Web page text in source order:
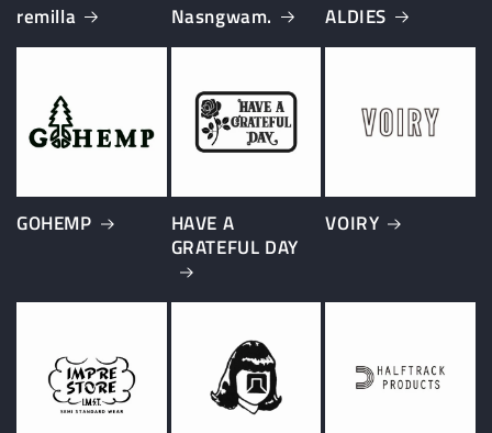
remilla Nasngwam. ALDIES
GOHEMP
HAVE A
GRATEFUL DAY
VOIRY